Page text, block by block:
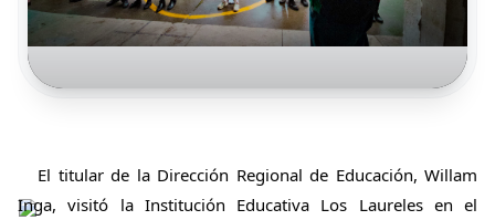
El titular de la Dirección Regional de Educación, Willam
Inga, visitó la Institución Educativa Los Laureles en el